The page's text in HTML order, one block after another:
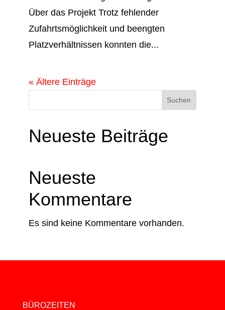
Über das Projekt Trotz fehlender
Zufahrtsmöglichkeit und beengten
Platzverhältnissen konnten die...
« Ältere Einträge
Suchen
Neueste Beiträge
Neueste
Kommentare
Es sind keine Kommentare vorhanden.
BÜROZEITEN